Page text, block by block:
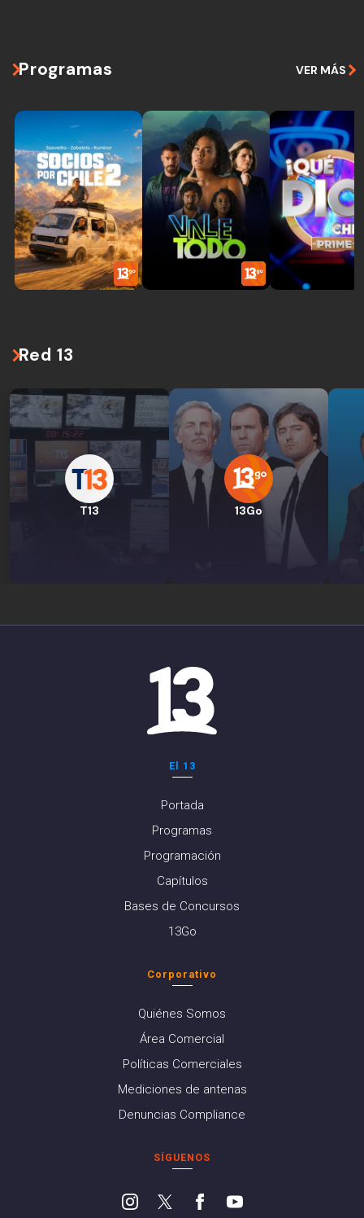
Programas VER MÁS
Red 13
T13 13Go
El 13
Portada
Programas
Programación
Capítulos
Bases de Concursos
13Go
Corporativo
Quiénes Somos
Área Comercial
Políticas Comerciales
Mediciones de antenas
Denuncias Compliance
SÍGUENOS